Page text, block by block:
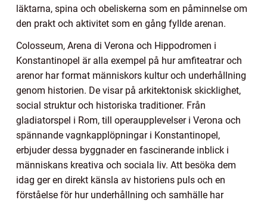
läktarna, spina och obeliskerna som en påminnelse om
den prakt och aktivitet som en gång fyllde arenan.
Colosseum, Arena di Verona och Hippodromen i
Konstantinopel är alla exempel på hur amfiteatrar och
arenor har format människors kultur och underhållning
genom historien. De visar på arkitektonisk skicklighet,
social struktur och historiska traditioner. Från
gladiatorspel i Rom, till operaupplevelser i Verona och
spännande vagnkapplöpningar i Konstantinopel,
erbjuder dessa byggnader en fascinerande inblick i
människans kreativa och sociala liv. Att besöka dem
idag ger en direkt känsla av historiens puls och en
förståelse för hur underhållning och samhälle har